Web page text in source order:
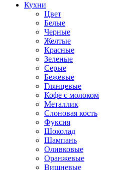
Кухни
Цвет
Белые
Черные
Желтые
Красные
Зеленые
Серые
Бежевые
Глянцевые
Кофе с молоком
Металлик
Слоновая кость
Фуксия
Шоколад
Шампань
Оливковые
Оранжевые
Вишневые